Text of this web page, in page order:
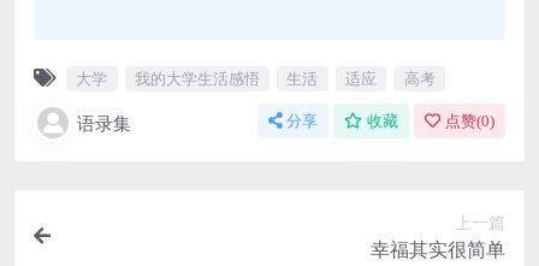
大学 我的大学生活感悟 生活 适应 高考
语录集 分享 收藏 点赞(0)
上一篇
幸福其实很简单